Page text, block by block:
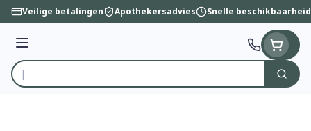
Ga naar de inhoud
Veilige betalingen Apothekersadvies Snelle beschikbaarheid
Menu
Product, merk, categorie...
Zoek